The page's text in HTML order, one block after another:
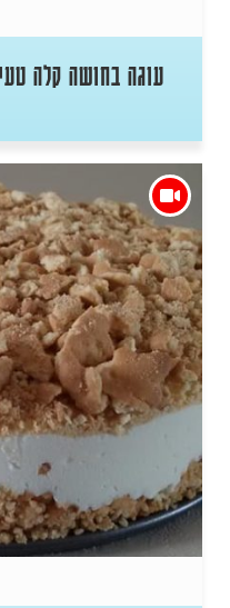
עוגה בחושה קלה